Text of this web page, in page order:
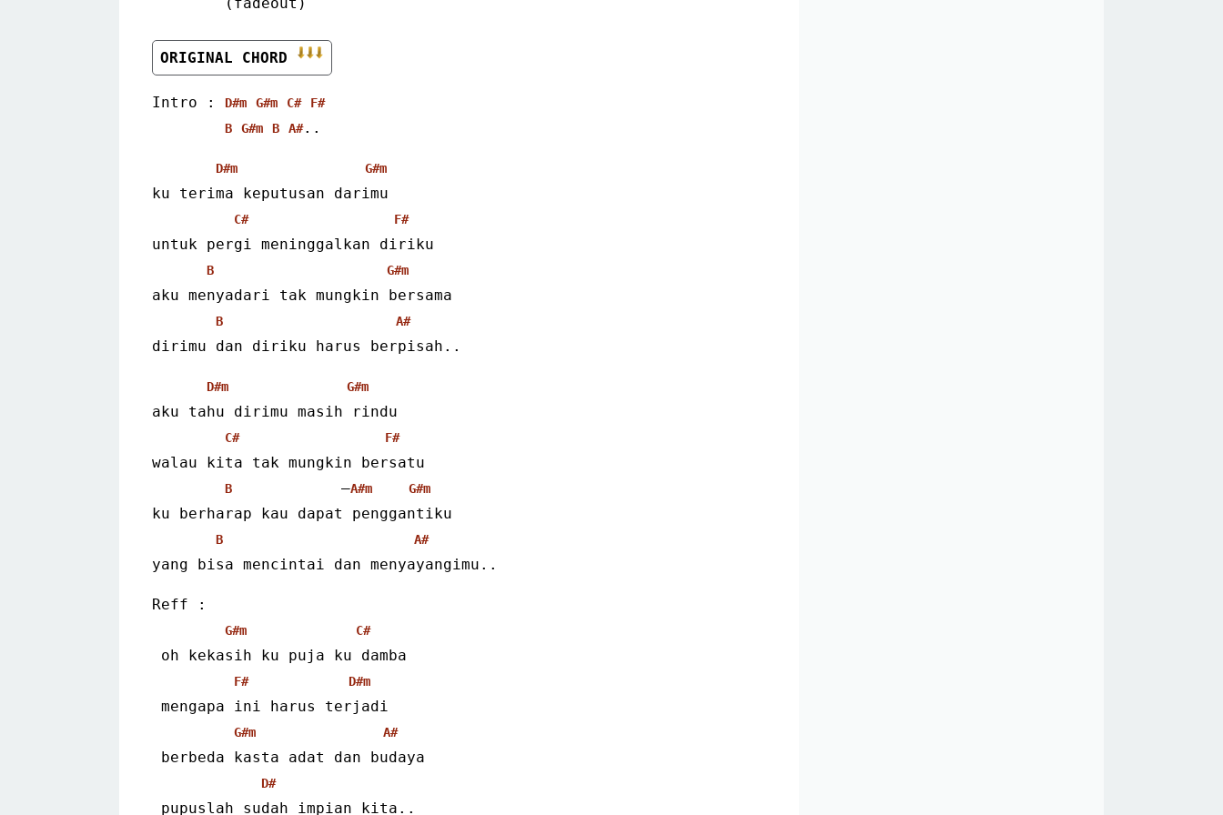
ORIGINAL CHORD
Intro : D#m G#m C#
F#
B
G#m B A#..
D#m G#m
ku terima keputusan darimu
C# F#
untuk pergi meninggalkan diriku
B G#m
aku menyadari tak mungkin bersama
B A#
dirimu dan diriku harus berpisah..
D#m G#m
aku tahu dirimu masih rindu
C# F#
walau kita tak mungkin bersatu
B
            –
A#m G#m
ku berharap kau dapat penggantiku
B A#
yang bisa mencintai dan menyayangimu..
Reff :
G#m C#
oh kekasih ku puja ku damba
F# D#m
mengapa ini harus terjadi
G#m A#
berbeda kasta adat dan budaya
D#
pupuslah sudah impian kita..